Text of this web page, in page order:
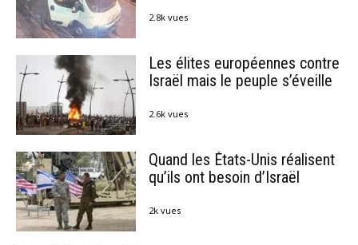
2.8k vues
Les élites européennes contre
Israël mais le peuple s’éveille
2.6k vues
Quand les États-Unis réalisent
qu’ils ont besoin d’Israël
2k vues